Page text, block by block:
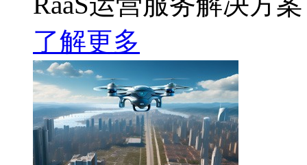
了解更多